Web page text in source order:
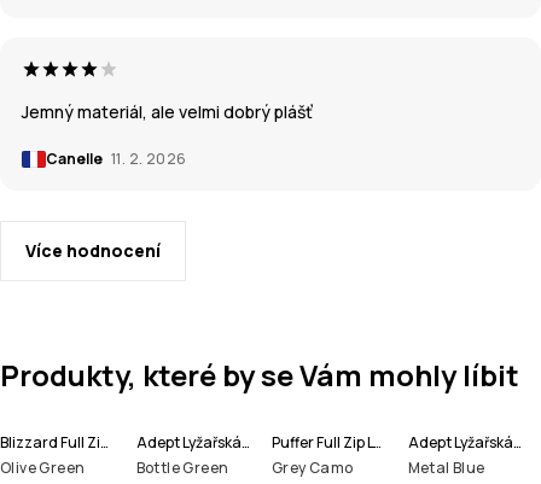
Jemný materiál, ale velmi dobrý plášť
Canelle 11. 2. 2026
Více hodnocení
Produkty, které by se Vám mohly líbit
Blizzard Full Zip Lyžařská Bunda Pánské
Olive Green
Adept Lyžařská Bunda Pánské
Bottle Green
Puffer Full Zip Lyžařská Bunda Pánské
Grey Camo
Adept Lyžařská Bunda Pánské
Metal Blue